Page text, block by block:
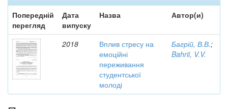
Попередній
перегляд
Дата
випуску
Назва Автор(и)
2018
Вплив стресу на
емоційні
переживання
студентської
молоді
Багрій, В.В.;
Bahrii, V.V.